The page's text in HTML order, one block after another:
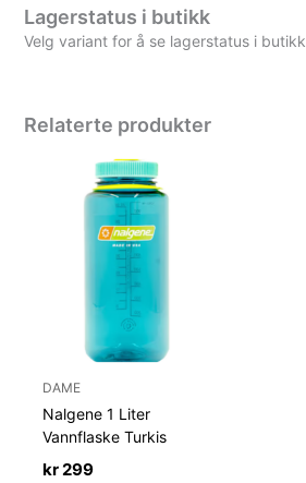
Lagerstatus i butikk
Velg variant for å se lagerstatus i butikk
Relaterte produkter
DAME
Nalgene 1 Liter
Vannflaske Turkis
kr299